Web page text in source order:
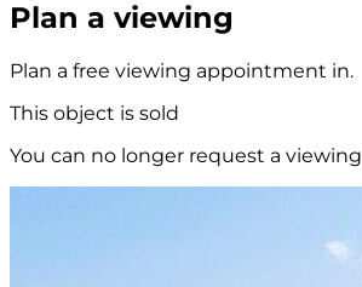
Plan a viewing
Plan a free viewing appointment in.
This object is sold
You can no longer request a viewing